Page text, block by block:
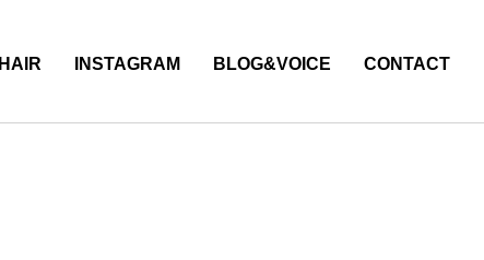
HAIR INSTAGRAM BLOG&VOICE CONTACT